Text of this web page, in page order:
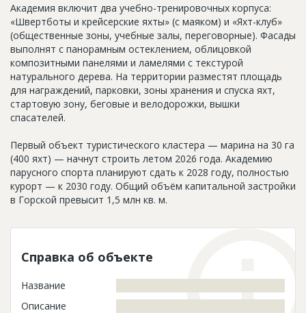
Личный кабинет
Академия включит два учебно-тренировочных корпуса:
«Швертботы и крейсерские яхты» (с маяком) и «Яхт-клуб»
(общественные зоны, учебные залы, переговорные). Фасады
выполнят с панорамным остеклением, облицовкой
композитными панелями и ламелями с текстурой
натурального дерева. На территории разместят площадь
для награждений, парковки, зоны хранения и спуска яхт,
стартовую зону, беговые и велодорожки, вышки
спасателей.
Первый объект туристического кластера — марина на 30 га
(400 яхт) — начнут строить летом 2026 года. Академию
парусного спорта планируют сдать к 2028 году, полностью
курорт — к 2030 году. Общий объём капитальной застройки
в Горской превысит 1,5 млн кв. м.
Справка об объекте
Название
Описание